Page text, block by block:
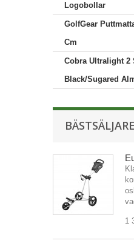
Logobollar
GolfGear
Cm
Cobra Ultralight 2
Black/Sugared
BÄSTSÄLJARE
1